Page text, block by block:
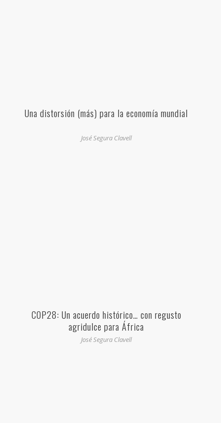
Una distorsión (más) para la economía mundial
José Segura Clavell
COP28: Un acuerdo histórico… con regusto
agridulce para África
José Segura Clavell